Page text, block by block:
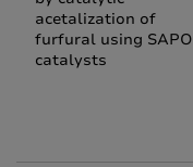
acetalization of
furfural using SAPO
catalysts